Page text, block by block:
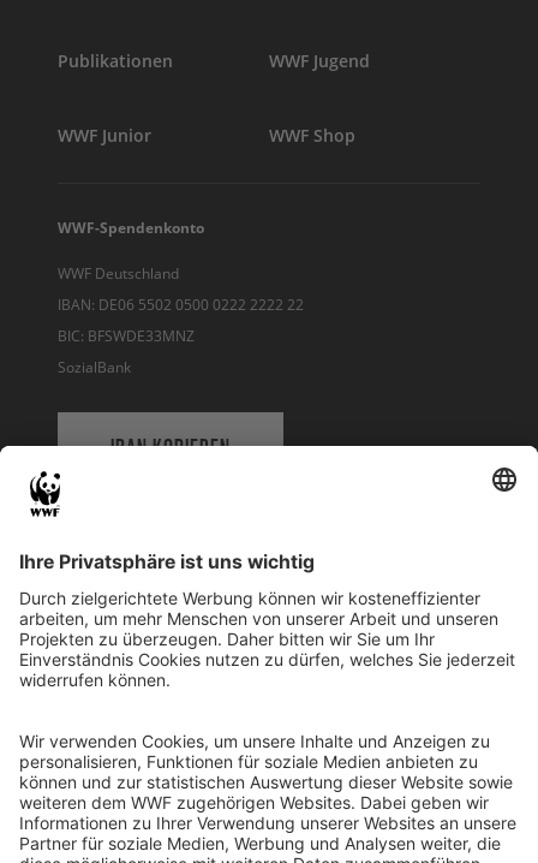
Publikationen WWF Jugend
WWF Junior WWF Shop
WWF-Spendenkonto
WWF Deutschland
IBAN: DE06 5502 0500 0222 2222 22
BIC: BFSWDE33MNZ
SozialBank
IBAN KOPIEREN
WWF Deutschland
Reinhardtstr. 18
10117 Berlin
Ihre Spende kann steuerlich geltend gemacht werden
Registriert als Stiftung WWF Deutschland, Senatsverwaltung für
Justiz Berlin, Az: 3416/976/2